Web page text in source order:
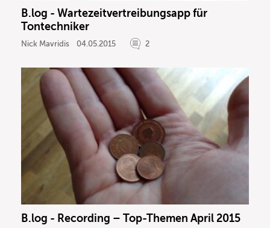
B.log - Wartezeitvertreibungsapp für
Tontechniker
Nick Mavridis 04.05.2015 2
B.log - Recording – Top-Themen April 2015